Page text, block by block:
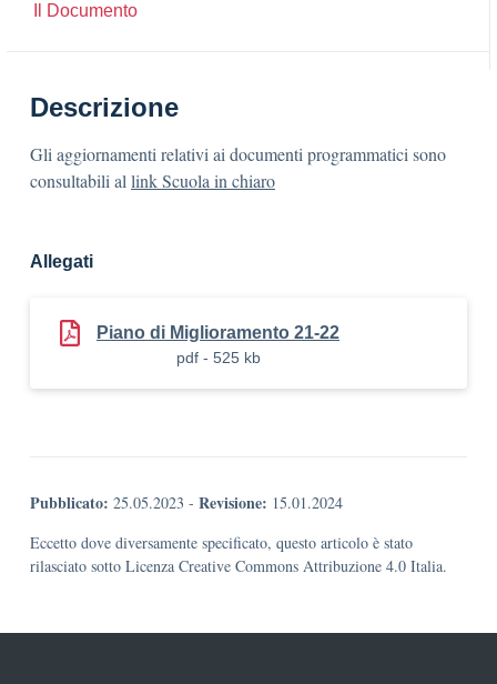
Il Documento
Descrizione
Gli aggiornamenti relativi ai documenti programmatici sono
consultabili al link Scuola in chiaro
Allegati
Piano di Miglioramento 21-22
pdf - 525 kb
Pubblicato: 25.05.2023 - Revisione: 15.01.2024
Eccetto dove diversamente specificato, questo articolo è stato
rilasciato sotto Licenza Creative Commons Attribuzione 4.0 Italia.